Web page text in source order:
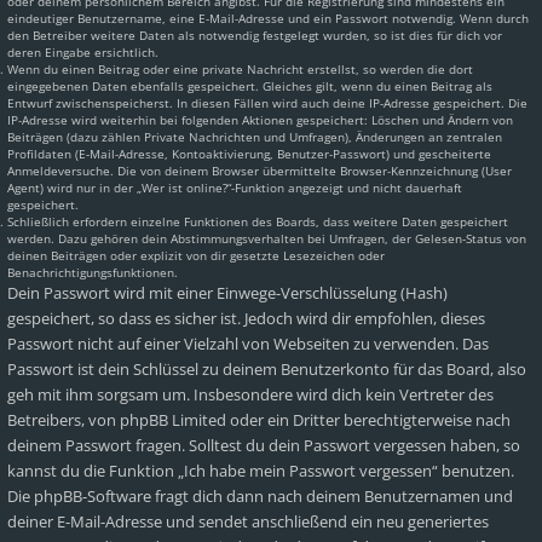
eindeutiger Benutzername, eine E-Mail-Adresse und ein Passwort notwendig. Wenn durch
den Betreiber weitere Daten als notwendig festgelegt wurden, so ist dies für dich vor
deren Eingabe ersichtlich.
Wenn du einen Beitrag oder eine private Nachricht erstellst, so werden die dort
eingegebenen Daten ebenfalls gespeichert. Gleiches gilt, wenn du einen Beitrag als
Entwurf zwischenspeicherst. In diesen Fällen wird auch deine IP-Adresse gespeichert. Die
IP-Adresse wird weiterhin bei folgenden Aktionen gespeichert: Löschen und Ändern von
Beiträgen (dazu zählen Private Nachrichten und Umfragen), Änderungen an zentralen
Profildaten (E-Mail-Adresse, Kontoaktivierung, Benutzer-Passwort) und gescheiterte
Anmeldeversuche. Die von deinem Browser übermittelte Browser-Kennzeichnung (User
Agent) wird nur in der „Wer ist online?“-Funktion angezeigt und nicht dauerhaft
gespeichert.
Schließlich erfordern einzelne Funktionen des Boards, dass weitere Daten gespeichert
werden. Dazu gehören dein Abstimmungsverhalten bei Umfragen, der Gelesen-Status von
deinen Beiträgen oder explizit von dir gesetzte Lesezeichen oder
Benachrichtigungsfunktionen.
Dein Passwort wird mit einer Einwege-Verschlüsselung (Hash)
gespeichert, so dass es sicher ist. Jedoch wird dir empfohlen, dieses
Passwort nicht auf einer Vielzahl von Webseiten zu verwenden. Das
Passwort ist dein Schlüssel zu deinem Benutzerkonto für das Board, also
geh mit ihm sorgsam um. Insbesondere wird dich kein Vertreter des
Betreibers, von phpBB Limited oder ein Dritter berechtigterweise nach
deinem Passwort fragen. Solltest du dein Passwort vergessen haben, so
kannst du die Funktion „Ich habe mein Passwort vergessen“ benutzen.
Die phpBB-Software fragt dich dann nach deinem Benutzernamen und
deiner E-Mail-Adresse und sendet anschließend ein neu generiertes